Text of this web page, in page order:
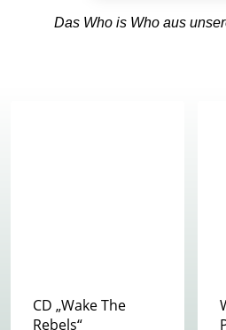
Das Who is Who aus
CD „Wake The
Rebels“